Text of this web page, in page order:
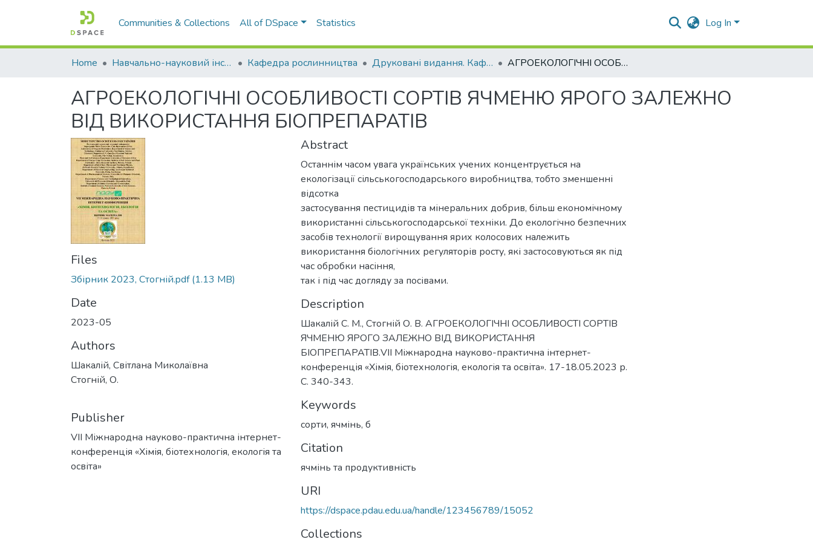
Communities & Collections All of DSpace Statistics Log In
Home Навчально-науковий інститут агротехнологій, селекції та екології Кафедра рослинництва Друковані видання. Кафедра рослинництва АГРОЕКОЛОГІЧНІ ОСОБЛИВОСТІ СОРТІВ ЯЧМЕНЮ ЯРОГО ЗАЛЕЖНО ВІД ВИКОРИСТАННЯ БІОПРЕПАРАТІВ
АГРОЕКОЛОГІЧНІ ОСОБЛИВОСТІ СОРТІВ ЯЧМЕНЮ ЯРОГО ЗАЛЕЖНО
ВІД ВИКОРИСТАННЯ БІОПРЕПАРАТІВ
Files
Збірник 2023, Стогній.pdf(1.13 MB)
Date
2023-05
Authors
Шакалій, Світлана Миколаївна
Стогній, О.
Publisher
VІІ Міжнародна науково-практична інтернет-
конференція «Хімія, біотехнологія, екологія та
освіта»
Abstract
Останнім часом увага українських учених концентрується на
екологізації сільськогосподарського виробництва, тобто зменшенні
відсотка
застосування пестицидів та мінеральних добрив, більш економічному
використанні сільськогосподарської техніки. До екологічно безпечних
засобів технології вирощування ярих колосових належить
використання біологічних регуляторів росту, які застосовуються як під
час обробки насіння,
так і під час догляду за посівами.
Description
Шакалій С. М., Стогній О. В. АГРОЕКОЛОГІЧНІ ОСОБЛИВОСТІ СОРТІВ
ЯЧМЕНЮ ЯРОГО ЗАЛЕЖНО ВІД ВИКОРИСТАННЯ
БІОПРЕПАРАТІВ.VІІ Міжнародна науково-практична інтернет-
конференція «Хімія, біотехнологія, екологія та освіта». 17-18.05.2023 р.
С. 340-343.
Keywords
сорти, ячмінь, б
Citation
ячмінь та продуктивність
URI
https://dspace.pdau.edu.ua/handle/123456789/15052
Collections